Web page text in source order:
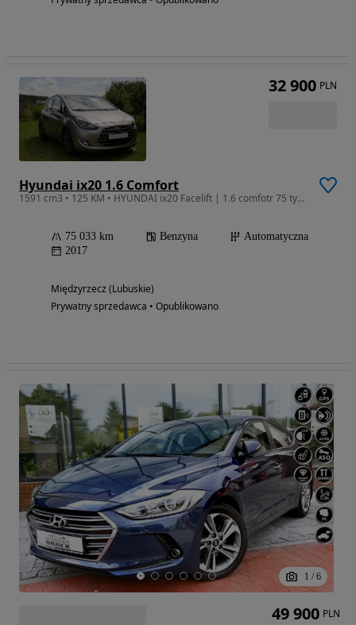
Hyundai ix20 1.6 Comfort
1591 cm3 • 125 KM • HYUNDAI ix20 Facelift | 1.6 comfotr 75 tys km !
75 033 km Benzyna
Automatyczna
2017
Międzyrzecz (Lubuskie)
Prywatny sprzedawca • Opublikowano
32 900 PLN
1 / 6
49 900 PLN